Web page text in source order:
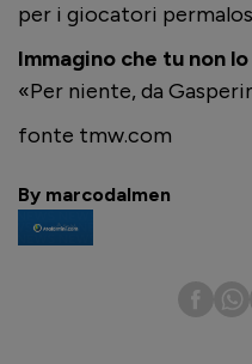
per i giocatori
Immagino che tu non lo
«Per niente, da
fonte tmw.com
By marcodalmen